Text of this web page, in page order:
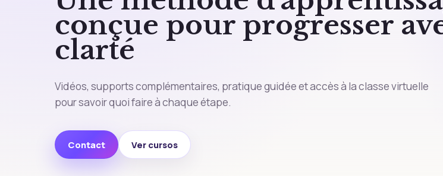
conçue pour progresser
clarté
Vidéos, supports complémentaires, pratique guidée et accès à la classe virtuelle
pour savoir quoi faire à chaque étape.
Contact Ver cursos